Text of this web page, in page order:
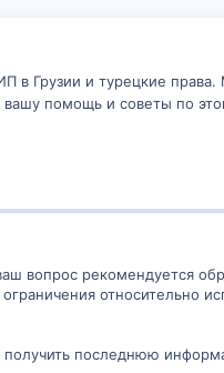
Грузии и турецкие права.
вашу помощь и советы по
вопрос рекомендуется
относительно
получить последнюю